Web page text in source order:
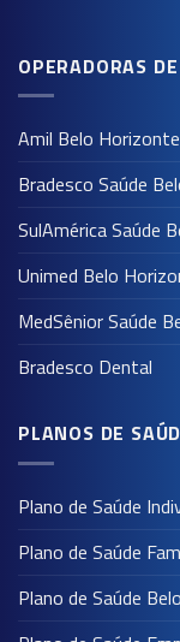
OPERADORAS
Amil Belo Horizonte
Bradesco Saúde
SulAmérica Saúde
Unimed Belo
MedSênior Saúde
Bradesco Dental
PLANOS DE
Plano de Saúde
Plano de Saúde
Plano de Saúde